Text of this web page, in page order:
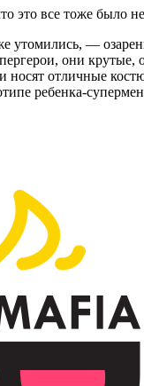
это все тоже было
утомились, —
они крутые,
носят отличные
ребенка-